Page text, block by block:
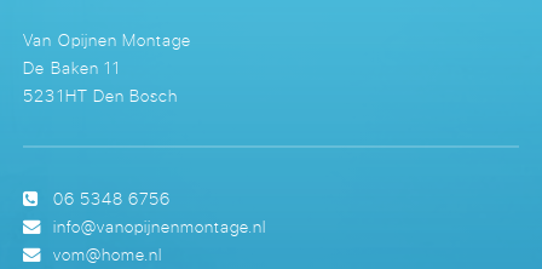
Van Opijnen Montage
De Baken 11
5231HT Den Bosch
06 5348 6756
info@vanopijnenmontage.nl
vom@home.nl